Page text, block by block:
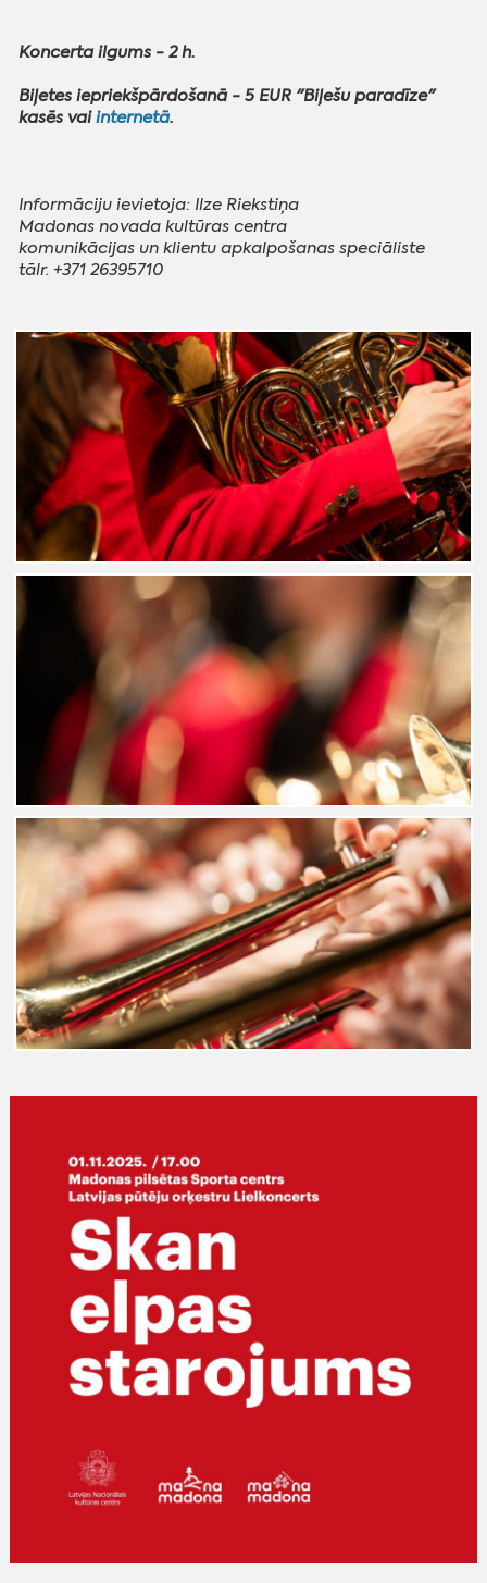
Koncerta ilgums - 2 h.
Biļetes iepriekšpārdošanā - 5 EUR "Biļešu paradīze"
kasēs vaiinternetā.
Informāciju ievietoja: Ilze Riekstiņa
‌Madonas novada kultūras centra
‌komunikācijas un klientu apkalpošanas speciāliste
‌tālr. +371 26395710